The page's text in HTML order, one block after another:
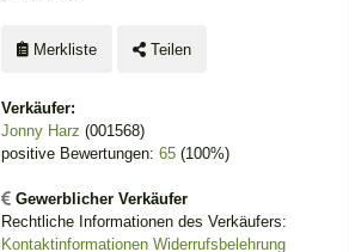
Merkliste Teilen
Verkäufer:
Jonny Harz (001568)
positive Bewertungen: 65(100%)
Gewerblicher Verkäufer
Rechtliche Informationen des Verkäufers:
Kontaktinformationen Widerrufsbelehrung